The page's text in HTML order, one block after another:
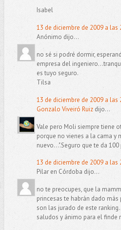
Isabel
13 de diciembre de 2009 a las
Anónimo dijo...
no sé si podré dormir,
empresa del
es tuyo seguro.
Tilsa
13 de diciembre de 2009 a las
Gonzalo Viveiró Ruizdijo...
Vale pero Moli siempre tiene
porque no vienes a la cama y
nuevo...".Seguro que te da
13 de diciembre de 2009 a las
Pilar en Córdoba dijo...
no te preocupes, que la
princesas te habrán dado
son las jurado de este
saludos y ánimo para el finde